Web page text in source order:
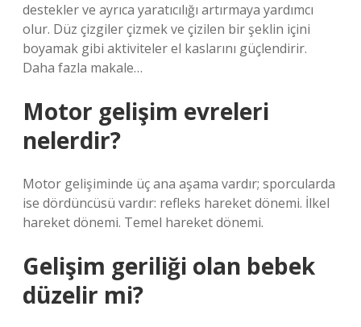
destekler ve ayrıca yaratıcılığı artırmaya yardımcı
olur. Düz çizgiler çizmek ve çizilen bir şeklin içini
boyamak gibi aktiviteler el kaslarını güçlendirir.
Daha fazla makale…
Motor gelişim evreleri
nelerdir?
Motor gelişiminde üç ana aşama vardır; sporcularda
ise dördüncüsü vardır: refleks hareket dönemi. İlkel
hareket dönemi. Temel hareket dönemi.
Gelişim geriliği olan bebek
düzelir mi?